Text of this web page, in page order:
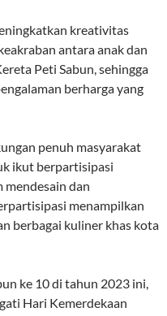
kreativitas
antara anak dan
Peti Sabun, sehingga
berharga yang
penuh masyarakat
ikut berpartisipasi
mendesain dan
menampilkan
berbagai kuliner khas kota
ke 10 di tahun 2023 ini,
Hari Kemerdekaan